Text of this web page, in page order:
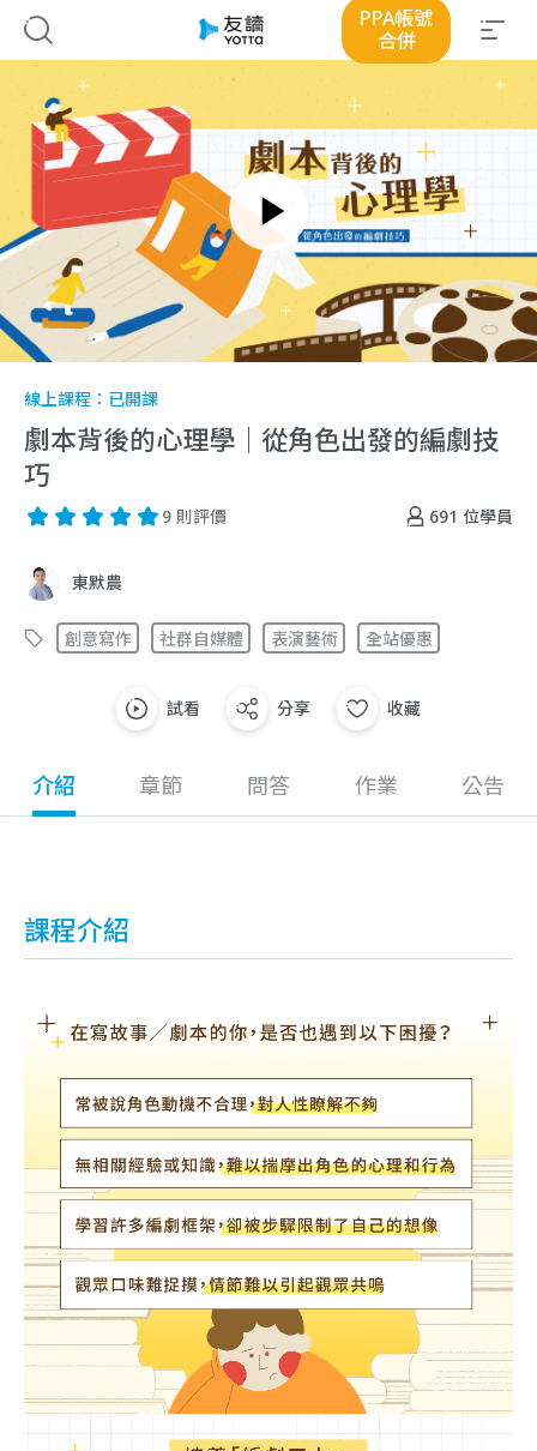
PPA帳號
合併
線上課程： 已開課
劇本背後的心理學｜從角色出發的編劇技
巧
691 位學員
9 則評價
東默農
創意寫作 社群自媒體 表演藝術 全站優惠
試看 分享 收藏
介紹 章節 問答 作業 公告
課程介紹